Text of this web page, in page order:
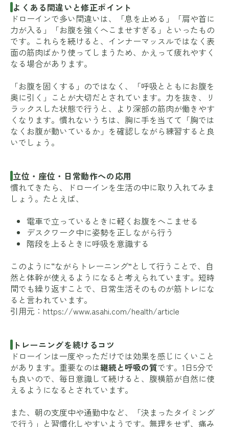
よくある間違いと修正ポイント
ドローインで多い間違いは、「息を止める」「肩や首に
力が入る」「お腹を強くへこませすぎる」といったもの
です。これらを続けると、インナーマッスルではなく表
面の筋肉ばかり使ってしまうため、かえって疲れやすく
なる場合があります。
「お腹を固くする」のではなく、「呼吸とともにお腹を
奥に引く」ことが大切だとされています。力を抜き、リ
ラックスした状態で行うと、より深部の筋肉が働きやす
くなります。慣れないうちは、胸に手を当てて「胸では
なくお腹が動いているか」を確認しながら練習すると良
いでしょう。
立位・座位・日常動作への応用
慣れてきたら、ドローインを生活の中に取り入れてみま
しょう。たとえば、
電車で立っているときに軽くお腹をへこませる
デスクワーク中に姿勢を正しながら行う
階段を上るときに呼吸を意識する
このように“ながらトレーニング”として行うことで、自
然と体幹が使えるようになると考えられています。短時
間でも繰り返すことで、日常生活そのものが筋トレにな
ると言われています。
引用元： https://www.asahi.com/health/article
トレーニングを続けるコツ
ドローインは一度やっただけでは効果を感じにくいこと
があります。重要なのは継続と呼吸の質です。1日5分で
も良いので、毎日意識して続けると、腹横筋が自然に使
えるようになるとされています。
また、朝の支度中や通勤中など、「決まったタイミング
で行う」と習慣化しやすいようです。無理をせず、痛み